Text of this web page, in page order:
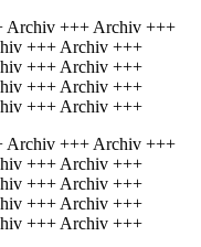
Archiv +++ Archiv +++
+++ Archiv +++
+++ Archiv +++
+++ Archiv +++
+++ Archiv +++
Archiv +++ Archiv +++
+++ Archiv +++
+++ Archiv +++
+++ Archiv +++
+++ Archiv +++